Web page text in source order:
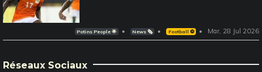
Potins People 🌟 News 🗞️ Football ⚽️ Mar, 28 Jul 2026
Réseaux Sociaux